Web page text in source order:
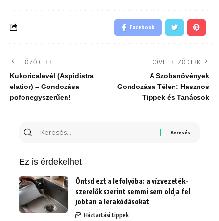
Facebook
ELŐZŐ CIKK
Kukoricalevél (Aspidistra
elatior) – Gondozása
pofonegyszerűen!
KÖVETKEZŐ CIKK
A Szobanövények
Gondozása Télen: Hasznos
Tippek és Tanácsok
Keresés
Ez is érdekelhet
Öntsd ezt a lefolyóba: a vízvezeték-
szerelők szerint semmi sem oldja fel
jobban a lerakódásokat
Háztartási tippek